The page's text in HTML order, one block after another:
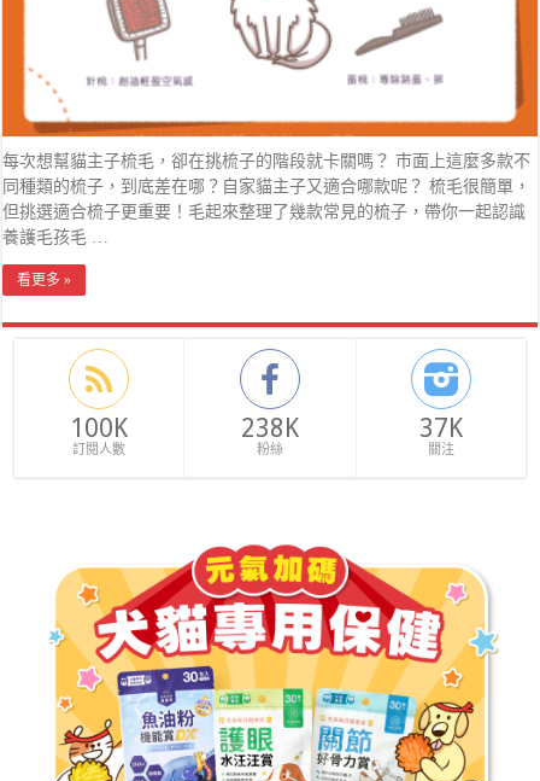
每次想幫貓主子梳毛，卻在挑梳子的階段就卡關嗎？ 市面上這麼多款不
同種類的梳子，到底差在哪？自家貓主子又適合哪款呢？ 梳毛很簡單，
但挑選適合梳子更重要！毛起來整理了幾款常見的梳子，帶你一起認識
養護毛孩毛 …
看更多 »
100K
訂閱人數
238K
粉絲
37K
關注